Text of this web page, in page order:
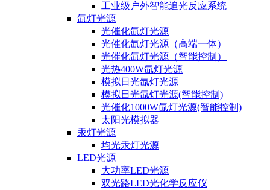
工业级户外智能追光反应系统
氙灯光源
光催化氙灯光源
光催化氙灯光源（高端一体）
光催化氙灯光源（智能控制）
光热400W氙灯光源
模拟日光氙灯光源
模拟日光氙灯光源(智能控制)
光催化1000W氙灯光源(智能控制)
太阳光模拟器
汞灯光源
均光汞灯光源
LED光源
大功率LED光源
双光路LED光化学反应仪